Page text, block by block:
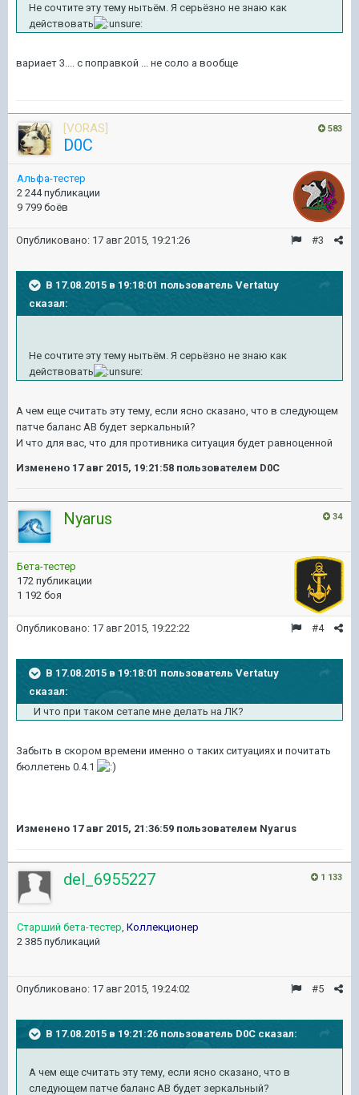
Не сочтите эту тему нытьём. Я серьёзно не знаю как
действовать
вариает 3.... с поправкой ... не соло а вообще
583
[VORAS]
D0C
Альфа-тестер
2 244 публикации
9 799 боёв
#3
Опубликовано: 17 авг 2015, 19:21:26
В 17.08.2015 в 19:18:01 пользователь Vertatuy
сказал:
Не сочтите эту тему нытьём. Я серьёзно не знаю как
действовать
А чем еще считать эту тему, если ясно сказано, что в следующем
патче баланс АВ будет зеркальный?
И что для вас, что для противника ситуация будет равноценной
Изменено 17 авг 2015, 19:21:58 пользователем D0C
34
Nyarus
Бета-тестер
172 публикации
1 192 боя
#4
Опубликовано: 17 авг 2015, 19:22:22
В 17.08.2015 в 19:18:01 пользователь Vertatuy
сказал:
И что при таком сетапе мне делать на ЛК?
Забыть в скором времени именно о таких ситуациях и почитать
бюллетень 0.4.1
Изменено 17 авг 2015, 21:36:59 пользователем Nyarus
1 133
del_6955227
Старший бета-тестер Коллекционер
2 385 публикаций
#5
Опубликовано: 17 авг 2015, 19:24:02
В 17.08.2015 в 19:21:26 пользователь D0C сказал:
А чем еще считать эту тему, если ясно сказано, что в
следующем патче баланс АВ будет зеркальный?